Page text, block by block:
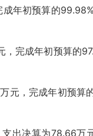
年初预算的
完成年初预算的
元，完成年初预算
出决算为78.66万